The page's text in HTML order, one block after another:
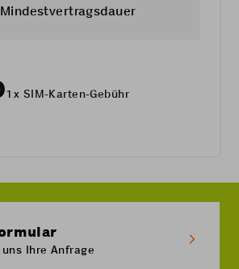
1x SIM-Karten-Gebühr
Ihre Anfrage